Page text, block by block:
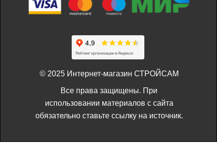
© 2025 Интернет-магазин СТРОЙСАМ
Все права защищены. При
использовании материалов с сайта
обязательно ставьте ссылку на источник.